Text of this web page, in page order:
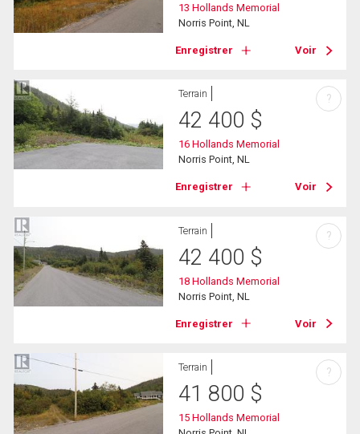
13 Hollands Memorial
Norris Point, NL
Enregistrer Voir
Terrain
42 400 $
16 Hollands Memorial
Norris Point, NL
Enregistrer Voir
?
Terrain
42 400 $
18 Hollands Memorial
Norris Point, NL
Enregistrer Voir
?
Terrain
41 800 $
15 Hollands Memorial
?